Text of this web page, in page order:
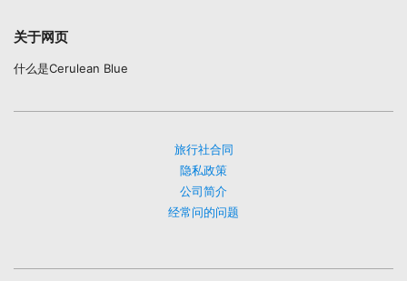
关于网页
什么是Cerulean Blue
旅行社合同
隐私政策
公司简介
经常问的问题